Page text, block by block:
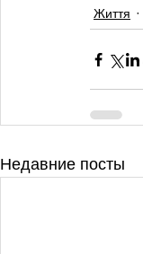
Життя
Недавние посты